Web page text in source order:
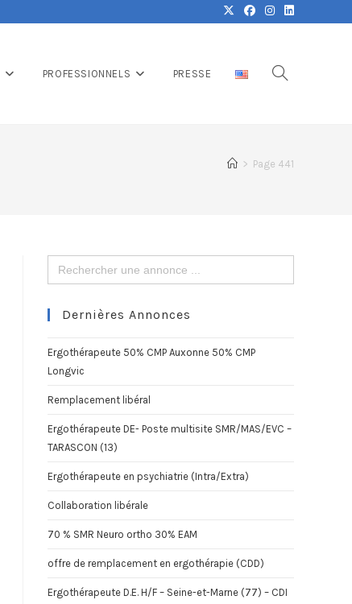
PROFESSIONNELS PRESSE
> Page 441
Search
for:
Dernières Annonces
Ergothérapeute 50% CMP Auxonne 50% CMP
Longvic
Remplacement libéral
Ergothérapeute DE- Poste multisite SMR/MAS/EVC –
TARASCON (13)
Ergothérapeute en psychiatrie (Intra/Extra)
Collaboration libérale
70 % SMR Neuro ortho 30% EAM
offre de remplacement en ergothérapie (CDD)
Ergothérapeute D.E. H/F – Seine-et-Marne (77) – CDI